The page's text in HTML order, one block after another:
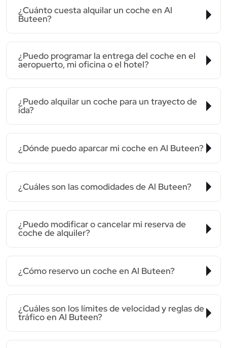
¿Cuánto cuesta alquilar un coche en Al
Buteen?
¿Puedo programar la entrega del coche en el
aeropuerto, mi oficina o el hotel?
¿Puedo alquilar un coche para un trayecto de
ida?
¿Dónde puedo aparcar mi coche en Al Buteen?
¿Cuáles son las comodidades de Al Buteen?
¿Puedo modificar o cancelar mi reserva de
coche de alquiler?
¿Cómo reservo un coche en Al Buteen?
¿Cuáles son los límites de velocidad y reglas de
tráfico en Al Buteen?